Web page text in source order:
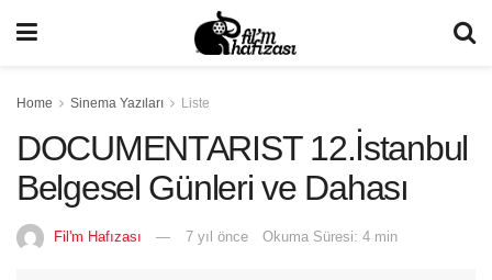
Home Sinema Yazıları Liste
DOCUMENTARIST 12.İstanbul
Belgesel Günleri ve Dahası
Fil'm Hafızası 7 yıl önce Okuma Süresi: 4 min